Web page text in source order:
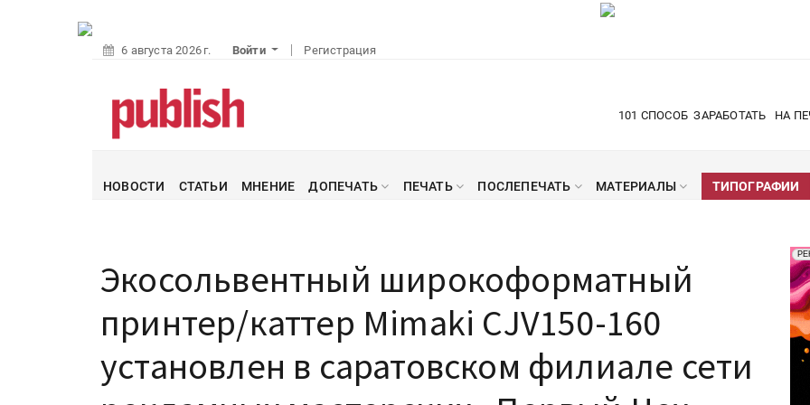
6 августа 2026 г. Войти Регистрация
101 СПОСОБ ЗАРАБОТАТЬ НА
НОВОСТИ СТАТЬИ МНЕНИЕ ДОПЕЧАТЬ ПЕЧАТЬ ПОСЛЕПЕЧАТЬ МАТЕРИАЛЫ ТИПОГРАФИИ
Экосольвентный широкоформатный
принтер/каттер Mimaki CJV150-160
установлен в саратовском филиале сети